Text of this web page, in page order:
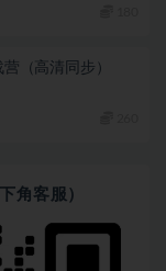
（高清同步）
角客服）